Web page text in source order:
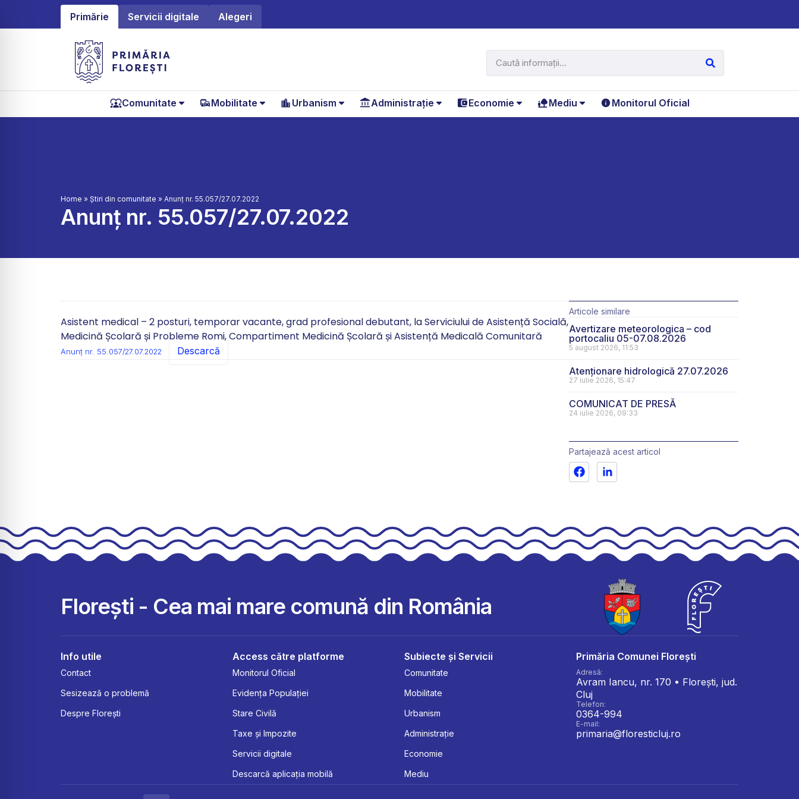
Primărie Servicii digitale Alegeri
Comunitate Mobilitate Urbanism Administrație Economie Mediu Monitorul Oficial
Home » Știri din comunitate » Anunț nr. 55.057/27.07.2022
Anunț nr. 55.057/27.07.2022
Asistent medical – 2 posturi, temporar vacante, grad profesional debutant, la Serviciului de Asistență Socială,
Medicină Școlară și Probleme Romi, Compartiment Medicină Școlară și Asistență Medicală Comunitară
Anunț nr. 55.057/27.07.2022 Descarcă
Articole similare
Avertizare meteorologica – cod
portocaliu 05-07.08.2026
5 august 2026, 11:53
Atenționare hidrologică 27.07.2026
27 iulie 2026, 15:47
COMUNICAT DE PRESĂ
24 iulie 2026, 09:33
Partajează acest articol
Florești - Cea mai mare comună din România
Info utile
Contact
Sesizează o problemă
Despre Florești
Access către platforme
Monitorul Oficial
Evidența Populației
Stare Civilă
Taxe și Impozite
Servicii digitale
Descarcă aplicația mobilă
Subiecte și Servicii
Comunitate
Mobilitate
Urbanism
Administrație
Economie
Mediu
Primăria Comunei Florești
Adresă:
Avram Iancu, nr. 170 • Florești, jud.
Cluj
Telefon:
0364-994
E-mail:
primaria@floresticluj.ro